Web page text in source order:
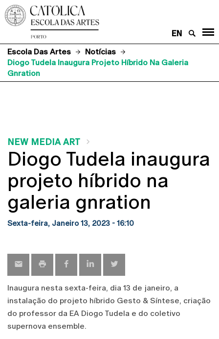
EN
Escola Das Artes
Notícias
Diogo Tudela Inaugura Projeto Híbrido Na Galeria
Gnration
NEW MEDIA ART
Diogo Tudela inaugura
projeto híbrido na
galeria gnration
Sexta-feira, Janeiro 13, 2023 - 16:10
Inaugura nesta sexta-feira, dia 13 de janeiro, a
instalação do projeto híbrido Gesto & Síntese, criação
do professor da EA Diogo Tudela e do coletivo
supernova ensemble.